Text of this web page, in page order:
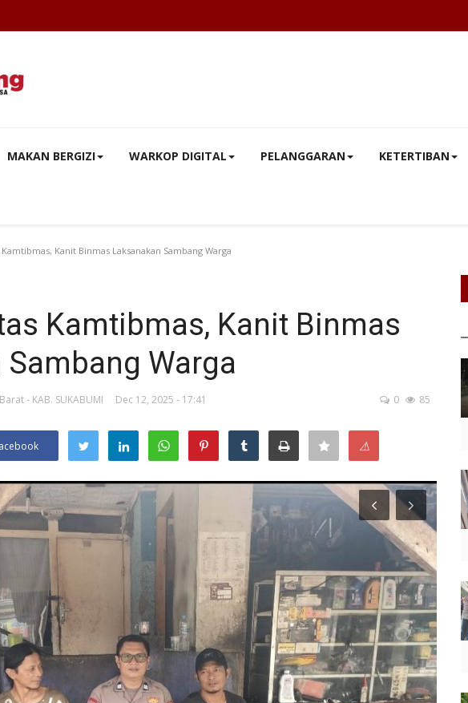
MAKAN BERGIZI WARKOP DIGITAL PELANGGARAN KETERTIBAN
Kamtibmas, Kanit Binmas Laksanakan Sambang Warga
Kamtibmas, Kanit Binmas
Warga
- KAB. SUKABUMI Dec 12, 2025 - 17:41 0 85
⚠